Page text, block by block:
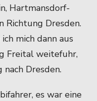
Hartmansdorf-
Richtung Dresden.
mich dann aus
Freital weitefuhr,
Dresden.
es war eine